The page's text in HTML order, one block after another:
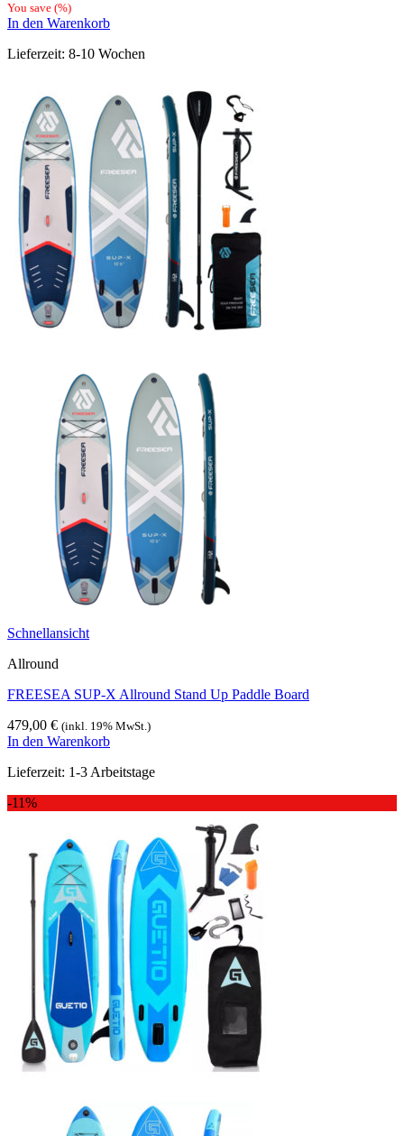
You save (%)
In den Warenkorb
Lieferzeit: 8-10 Wochen
Schnellansicht
Allround
FREESEA SUP-X Allround Stand Up Paddle Board
479,00 € (inkl. 19% MwSt.)
In den Warenkorb
Lieferzeit: 1-3 Arbeitstage
-11%